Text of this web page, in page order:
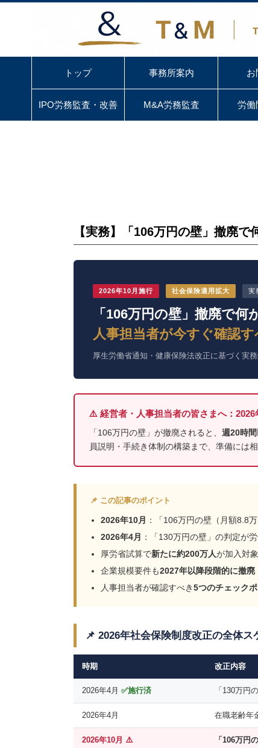
トップ 事務所案内 お
IPO労務監査・改善 M&A労務監査 労働
【実務】「106万円の壁」撤廃
2026年10月施行 社会保険適用拡大 実
「106万円の壁」撤廃で何
人事担当者が今すぐ確認
厚生労働省通知・健康保険法改正に基づく実
⚠️ 経営者・人事担当者の皆さまへ：
「106万円の壁」が撤廃されると、 週20時
員説明・手続き体制の構築まで、準備には
📌 この記事のポイント
2026年10月
：「106万円の壁（月額8.8
2026年4月
：「130万円の壁」の判定が
厚労省試算で新たに約200万人が加入対
企業規模要件も2027年以降段階的に撤廃
人事担当者が確認すべき5つのチェック
📌 2026年社会保険制度改正の全体ス
時期 改正内容
2026年4月 ✅施行済 「130万円
2026年4月 在職老齢年
2026年10月 ⚠️ 「106万円